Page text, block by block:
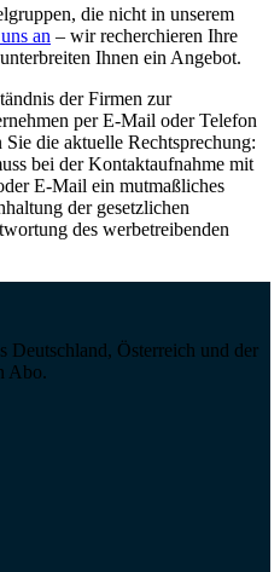
die nicht in unserem
an – wir recherchieren Ihre
Ihnen ein Angebot.
der Firmen zur
per E-Mail oder Telefon
die aktuelle Rechtsprechung:
bei der Kontaktaufnahme mit
E-Mail ein mutmaßliches
der gesetzlichen
des werbetreibenden
Deutschland, Österreich und der
Abo.